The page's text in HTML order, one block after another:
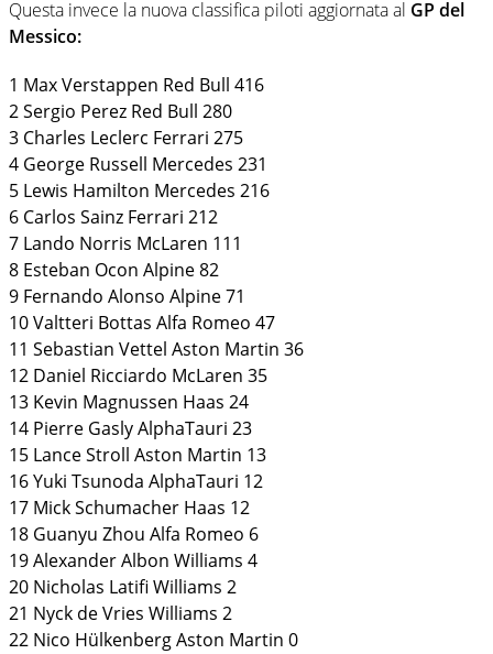
Questa invece la nuova classifica piloti aggiornata al GP del
Messico:
1 Max Verstappen Red Bull 416
2 Sergio Perez Red Bull 280
3 Charles Leclerc Ferrari 275
4 George Russell Mercedes 231
5 Lewis Hamilton Mercedes 216
6 Carlos Sainz Ferrari 212
7 Lando Norris McLaren 111
8 Esteban Ocon Alpine 82
9 Fernando Alonso Alpine 71
10 Valtteri Bottas Alfa Romeo 47
11 Sebastian Vettel Aston Martin 36
12 Daniel Ricciardo McLaren 35
13 Kevin Magnussen Haas 24
14 Pierre Gasly AlphaTauri 23
15 Lance Stroll Aston Martin 13
16 Yuki Tsunoda AlphaTauri 12
17 Mick Schumacher Haas 12
18 Guanyu Zhou Alfa Romeo 6
19 Alexander Albon Williams 4
20 Nicholas Latifi Williams 2
21 Nyck de Vries Williams 2
22 Nico Hülkenberg Aston Martin 0